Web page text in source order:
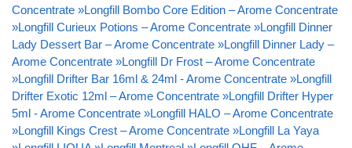
Concentrate »Longfill Bombo Core Edition – Arome Concentrate
»Longfill Curieux Potions – Arome Concentrate »Longfill Dinner
Lady Dessert Bar – Arome Concentrate »Longfill Dinner Lady –
Arome Concentrate »Longfill Dr Frost – Arome Concentrate
»Longfill Drifter Bar 16ml & 24ml - Arome Concentrate »Longfill
Drifter Exotic 12ml – Arome Concentrate »Longfill Drifter Hyper
5ml - Arome Concentrate »Longfill HALO – Arome Concentrate
»Longfill Kings Crest – Arome Concentrate »Longfill La Yaya